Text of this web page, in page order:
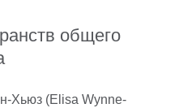
общего
Хьюз (Elisa Wynne-